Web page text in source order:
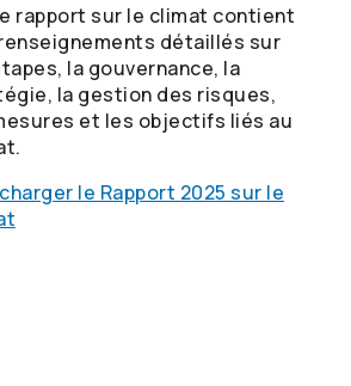
rapport sur le climat contient
détaillés sur
la gouvernance, la
la gestion des risques,
et les objectifs liés au
le Rapport 2025 sur le